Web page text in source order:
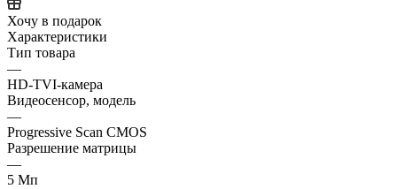
Хочу в подарок
Характеристики
Тип товара
—
HD-TVI-камера
Видеосенсор, модель
—
Progressive Scan CMOS
Разрешение матрицы
—
5 Мп